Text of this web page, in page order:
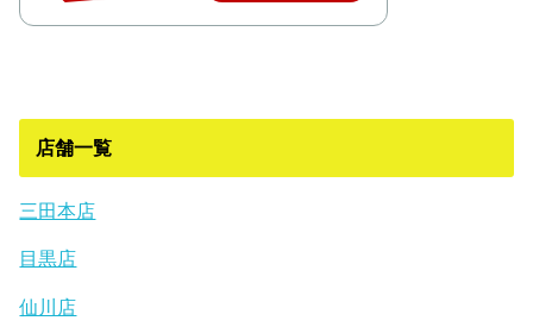
店舗一覧
三田本店
目黒店
仙川店